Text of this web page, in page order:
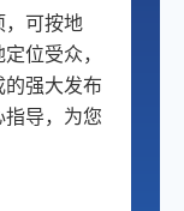
，可按地
位受众，
强大发布
导，为您